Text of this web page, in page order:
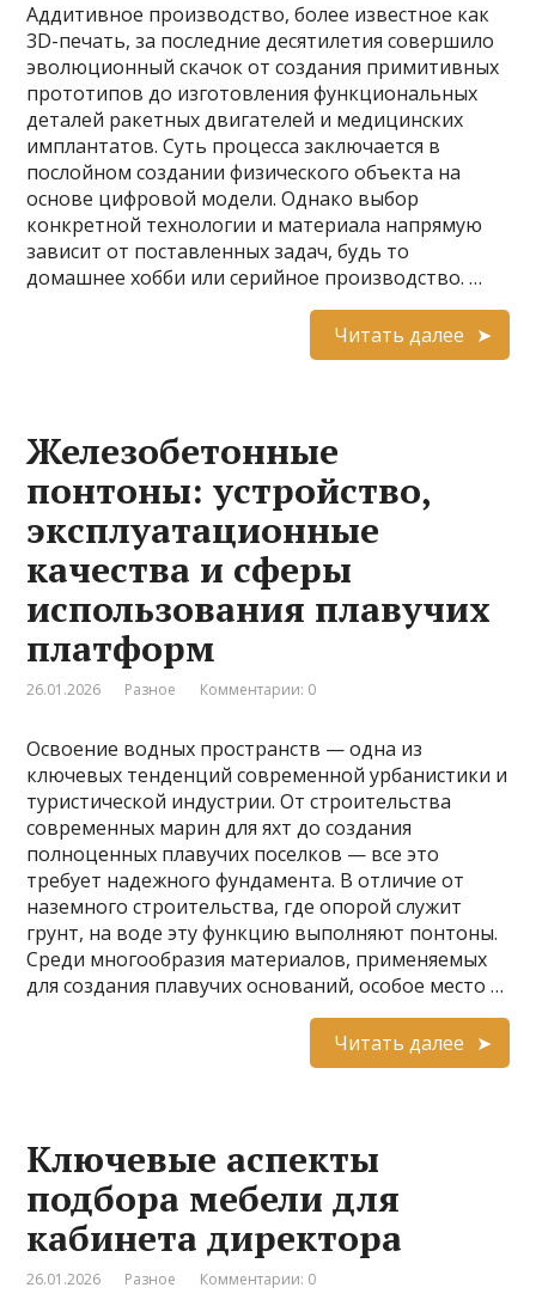
Аддитивное производство, более известное как
3D-печать, за последние десятилетия совершило
эволюционный скачок от создания примитивных
прототипов до изготовления функциональных
деталей ракетных двигателей и медицинских
имплантатов. Суть процесса заключается в
послойном создании физического объекта на
основе цифровой модели. Однако выбор
конкретной технологии и материала напрямую
зависит от поставленных задач, будь то
домашнее хобби или серийное производство. …
Читать далее
Железобетонные
понтоны: устройство,
эксплуатационные
качества и сферы
использования плавучих
платформ
26.01.2026 Разное Комментарии: 0
Освоение водных пространств — одна из
ключевых тенденций современной урбанистики и
туристической индустрии. От строительства
современных марин для яхт до создания
полноценных плавучих поселков — все это
требует надежного фундамента. В отличие от
наземного строительства, где опорой служит
грунт, на воде эту функцию выполняют понтоны.
Среди многообразия материалов, применяемых
для создания плавучих оснований, особое место …
Читать далее
Ключевые аспекты
подбора мебели для
кабинета директора
26.01.2026 Разное Комментарии: 0